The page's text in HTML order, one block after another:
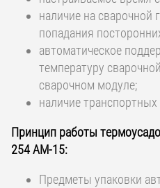
наличие на сварочной
попадания
автоматическое
температуру
сварочном модуле;
наличие
Принцип работы
254 АМ-15:
Предметы упаковки